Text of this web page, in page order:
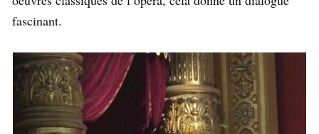
fascinant.